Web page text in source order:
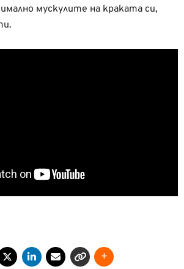
мускулите на краката си,